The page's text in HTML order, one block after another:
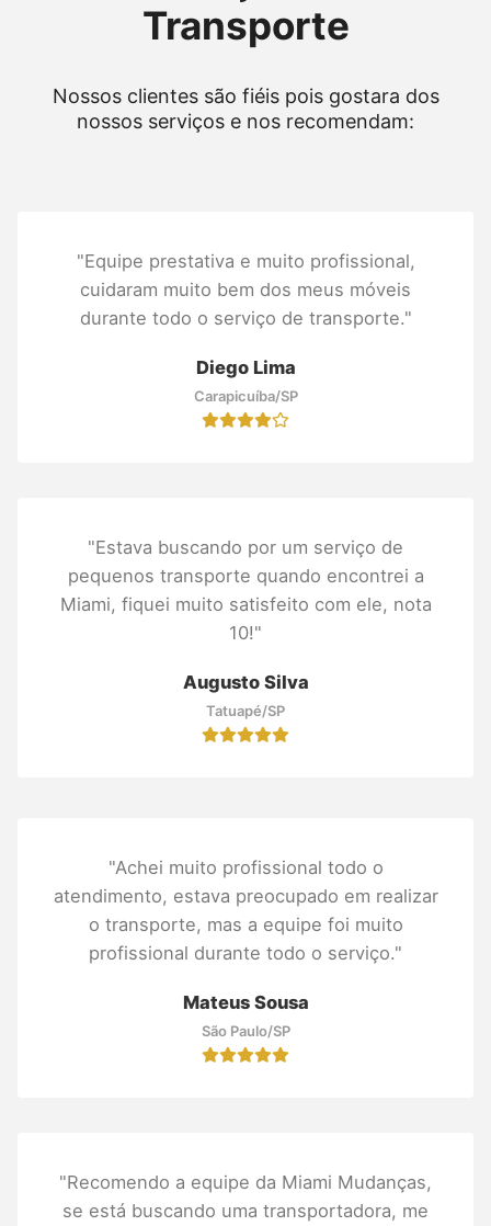
Transporte
Nossos clientes são fiéis pois gostara dos
nossos serviços e nos recomendam:
"Equipe prestativa e muito profissional,
cuidaram muito bem dos meus móveis
durante todo o serviço de transporte."
Diego Lima
Carapicuíba/SP
"Estava buscando por um serviço de
pequenos transporte quando encontrei a
Miami, fiquei muito satisfeito com ele, nota
10!"
Augusto Silva
Tatuapé/SP
"Achei muito profissional todo o
atendimento, estava preocupado em realizar
o transporte, mas a equipe foi muito
profissional durante todo o serviço."
Mateus Sousa
São Paulo/SP
"Recomendo a equipe da Miami Mudanças,
se está buscando uma transportadora, me